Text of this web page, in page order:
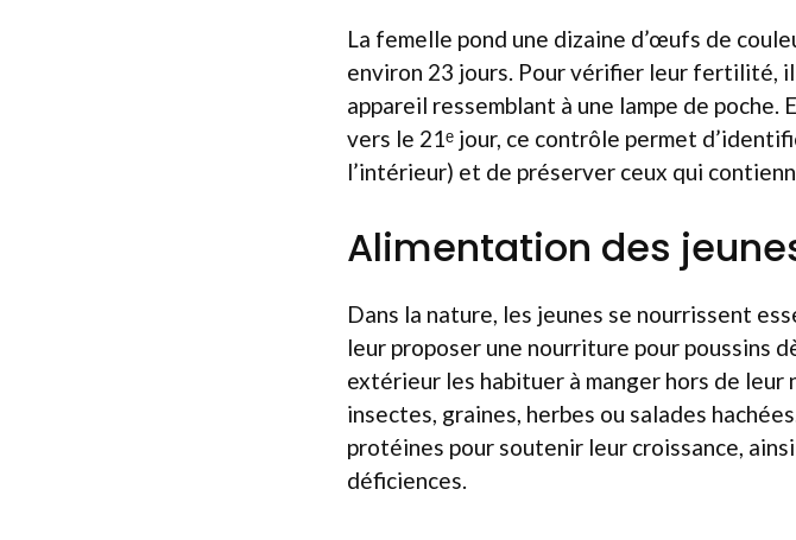
La femelle pond une dizaine d’œufs de
environ 23 jours. Pour vérifier leur fertilité, il
appareil ressemblant à une lampe de poche.
vers le 21ᵉ jour, ce contrôle permet
l’intérieur) et de préserver ceux qui
Alimentation des
Dans la nature, les jeunes se nourrissent
leur proposer une nourriture pour poussins
extérieur les habituer à manger hors de
insectes, graines, herbes ou salades
protéines pour soutenir leur croissance,
déficiences.